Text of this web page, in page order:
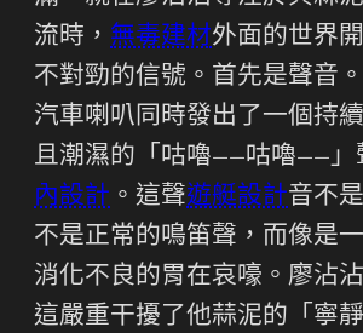
流時， 無毒建材外面的世界
不對勁的信號。首先是聲音
汽車喇叭同時發出了一個持
且潮濕的「咕嚕——咕嚕——」
內設計 。這聲遊艇設計音不
不是正常的鳴笛聲，而像是
消化不良的胃在哀嚎。廖沾
這嚴重干擾了他蒜泥的「寧